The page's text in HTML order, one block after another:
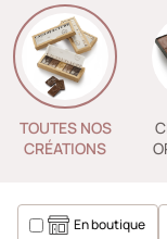
TOUTES NOS
CRÉATIONS
En boutique